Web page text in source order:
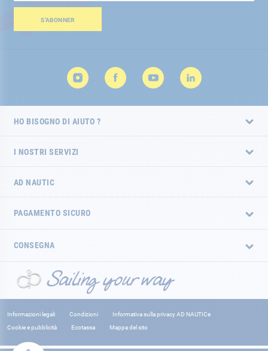
nostra
Newsletter:S’ABONNER
HO BISOGNO DI AIUTO ?
I NOSTRI SERVIZI
AD NAUTIC
PAGAMENTO SICURO
CONSEGNA
Informazioni legali Condizioni
Informativa sulla privacy AD NAUTICe
Cookie e pubblicità
Ecotassa Mappa del sito